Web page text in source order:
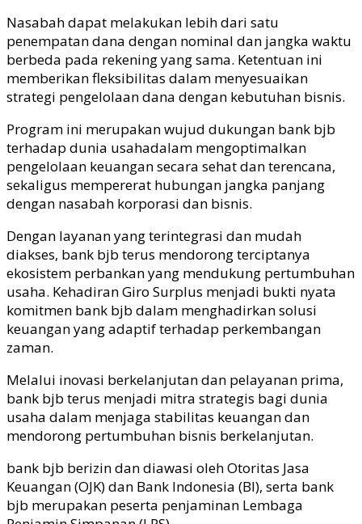
Nasabah dapat melakukan lebih dari satu
penempatan dana dengan nominal dan jangka waktu
berbeda pada rekening yang sama. Ketentuan ini
memberikan fleksibilitas dalam menyesuaikan
strategi pengelolaan dana dengan kebutuhan bisnis.
Program ini merupakanwujud dukungan bank bjb
terhadap dunia usahadalam mengoptimalkan
pengelolaan keuangan secara sehat danterencana,
sekaligus mempererat hubungan jangka panjang
dengan nasabah korporasi dan bisnis.
Dengan layanan yang terintegrasi dan mudah
diakses, bank bjb terus mendorong terciptanya
ekosistem perbankan yang mendukung pertumbuhan
usaha. Kehadiran Giro Surplus menjadi bukti nyata
komitmen bank bjb dalam menghadirkan solusi
keuangan yang adaptif terhadap perkembangan
zaman.
Melalui inovasi berkelanjutan dan pelayanan prima,
bank bjb terus menjadi mitra strategis bagi dunia
usaha dalam menjaga stabilitas keuangan dan
mendorong pertumbuhan bisnis berkelanjutan.
bank bjb berizin dan diawasi oleh Otoritas Jasa
Keuangan (OJK) dan Bank Indonesia (BI), serta bank
bjb merupakan peserta penjaminan Lembaga